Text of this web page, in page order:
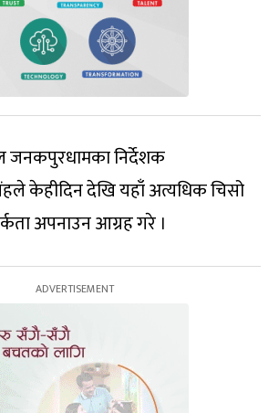
जनकपुरधामका निर्देशक
केहीदिन देखि यहाँ अत्यधिक चिसो
अपनाउन आग्रह गरे ।